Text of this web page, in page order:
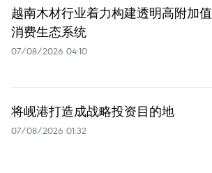
越南木材行业着力构建透明高附加值
消费生态系统
07/08/2026 04:10
将岘港打造成战略投资目的地
07/08/2026 01:32